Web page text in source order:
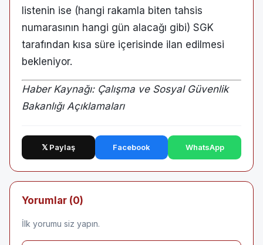
listenin ise (hangi rakamla biten tahsis
numarasının hangi gün alacağı gibi) SGK
tarafından kısa süre içerisinde ilan edilmesi
bekleniyor.
Haber Kaynağı: Çalışma ve Sosyal Güvenlik
Bakanlığı Açıklamaları
𝕏 Paylaş Facebook WhatsApp
Yorumlar (0)
İlk yorumu siz yapın.